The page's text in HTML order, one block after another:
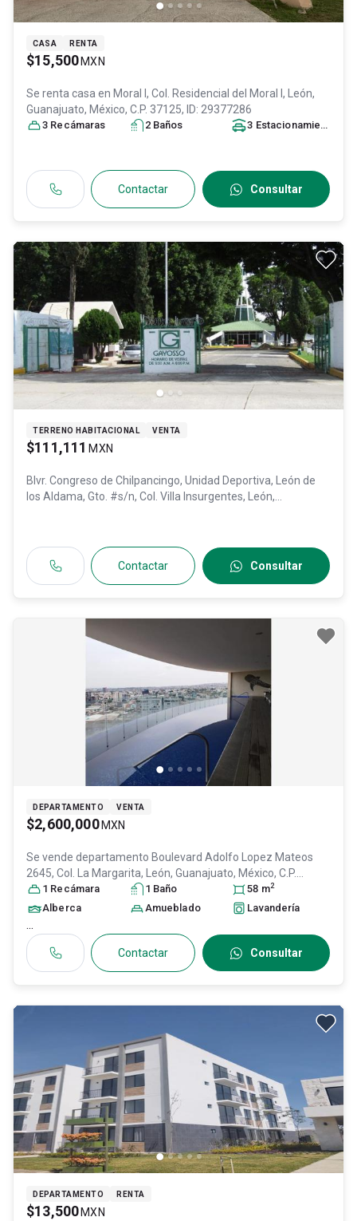
CASA RENTA
$15,500 MXN
Se renta casa en Moral l, Col. Residencial del Moral I, León,
Guanajuato, México, C.P. 37125, ID: 29377286
3 Recámaras 2 Baños 3 Estacionamiento
Contactar Consultar
TERRENO HABITACIONAL VENTA
$111,111 MXN
Blvr. Congreso de Chilpancingo, Unidad Deportiva, León de
los Aldama, Gto. #s/n, Col. Villa Insurgentes,
León,
Contactar Consultar
DEPARTAMENTO VENTA
$2,600,000 MXN
Se vende departamento Boulevard Adolfo Lopez Mateos
2645, Col. La Margarita,
León, Guanajuato, México, C.P.
37180, ID:27288371
1 Recámara 1 Baño 58 m2
Alberca Amueblado Lavandería
...
Contactar Consultar
DEPARTAMENTO RENTA
$13,500 MXN